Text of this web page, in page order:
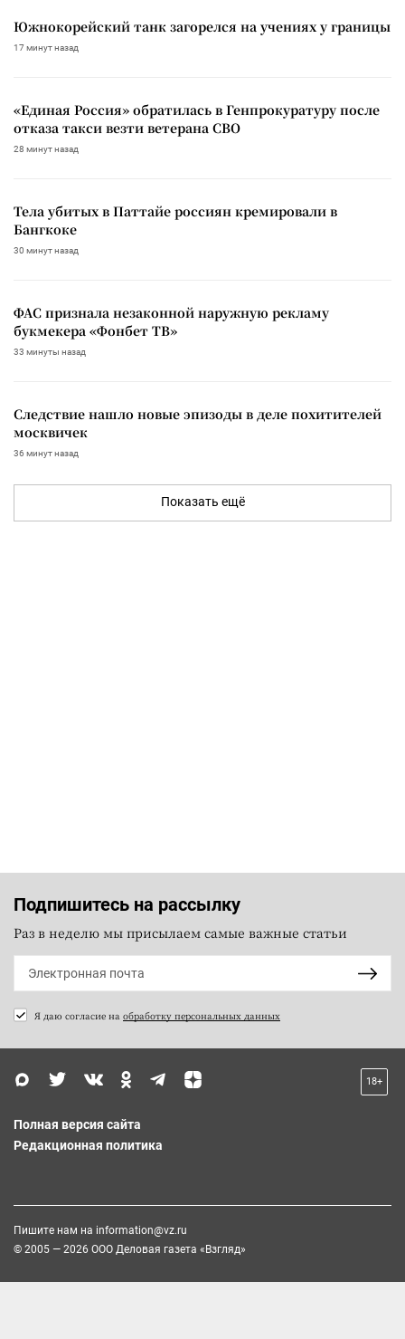
Южнокорейский танк загорелся на учениях у границы
17 минут назад
«Единая Россия» обратилась в Генпрокуратуру после
отказа такси везти ветерана СВО
28 минут назад
Тела убитых в Паттайе россиян кремировали в
Бангкоке
30 минут назад
ФАС признала незаконной наружную рекламу
букмекера «Фонбет ТВ»
33 минуты назад
Следствие нашло новые эпизоды в деле похитителей
москвичек
36 минут назад
Показать ещё
Подпишитесь на рассылку
Раз в неделю мы присылаем самые важные статьи
Я даю согласие на обработку персональных данных
18+
Полная версия сайта
Редакционная политика
Пишите нам на information@vz.ru
© 2005 — 2026 ООО Деловая газета «Взгляд»